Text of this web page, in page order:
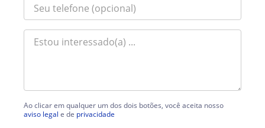
Ao clicar em qualquer um dos dois botões, você aceita nosso
aviso legal e de privacidade